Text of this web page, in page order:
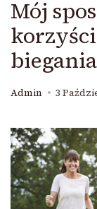
Mój
biegania
Admin 3